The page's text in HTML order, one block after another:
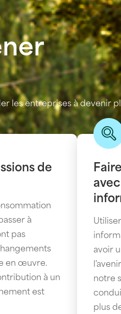
les entreprises à devenir
de
à
pas
en œuvre.
à un
est
avoir
notre
plus